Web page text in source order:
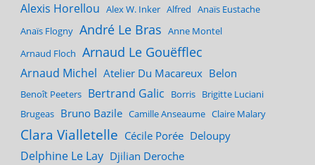
Alexis Horellou Alex W. Inker Alfred Anaïs Eustache
Anaïs Flogny André Le Bras Anne Montel
Arnaud Floch Arnaud Le Gouëfflec
Arnaud Michel Atelier Du Macareux Belon
Benoît Peeters Bertrand Galic Borris Brigitte Luciani
Brugeas Bruno Bazile Camille Anseaume Claire Malary
Clara Vialletelle Cécile Porée Deloupy
Delphine Le Lay Djilian Deroche